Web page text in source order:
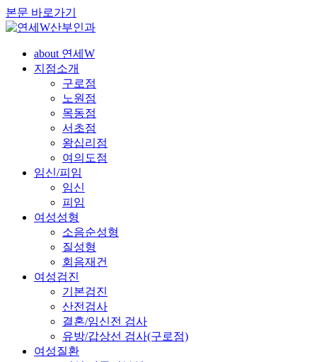
본문 바로가기
about 연세W
지점소개
구로점
노원점
목동점
서초점
왕십리점
여의도점
임신/피임
임신
피임
여성성형
소음순성형
질성형
회음재건
여성검진
기본검진
산전검사
결혼/임신전 검사
유방/갑상선 검사(구로점)
여성질환